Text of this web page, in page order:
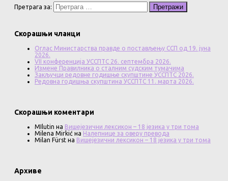
Претрага за:
Скорашњи чланци
Оглас Министарства правде о постављењу ССП од 19. јуна
2026.
VII конференција УССПТС 26. септембра 2026.
Измене Правилника о сталним судским тумачима
Закључци редовне годишње скупштине УССПТС 2026.
Редовна годишња скупштина УССПТС 11. марта 2026.
Скорашњи коментари
MIlutin на Вишејезични лексикон – 18 језика у три тома
Milena Mirkić на Налепнице за оверу превода
Milan Fürst на Вишејезични лексикон – 18 језика у три тома
Архиве